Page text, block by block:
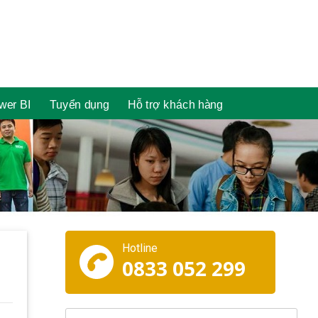
BI Tuyển dụng Hỗ trợ khách hàng
Hotline
0833 052 299